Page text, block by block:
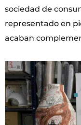
sociedad de
representado en
acaban